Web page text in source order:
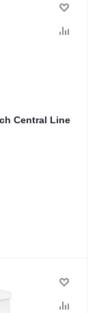
Central Line